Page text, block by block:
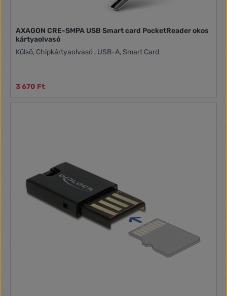
AXAGON CRE-SMPA USB Smart card PocketReader okos
kártyaolvasó
Külső, Chipkártyaolvasó , USB-A, Smart Card
3 670 Ft